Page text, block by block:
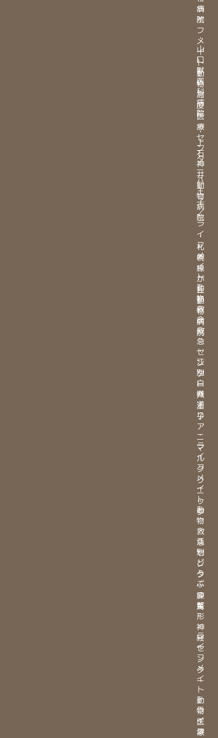
病
院
・
山
口
獣
医
科
病
院
・
上
石
神
井
動
物
病
院
・
札
幌
緑
が
丘
動
物
病
院
・
江
別
白
樺
通
り
ア
ニ
マ
ル
ク
リ
ニ
ッ
ク
・
江
別
ど
う
ぶ
つ
整
形
神
経
セ
ン
タ
ー
・
ラ
イ
フ
ラ
イ
フ
メ
イ
ト
動
物
高
度
医
療
セ
ン
タ
ー
八
王
子
／
ラ
イ
フ
メ
イ
ト
動
物
救
命
救
急
セ
ン
タ
ー
八
王
子
・
ラ
イ
フ
メ
イ
ト
動
物
救
急
セ
ン
タ
ー
練
馬
・
ラ
イ
フ
メ
イ
ト
動
物
医
療